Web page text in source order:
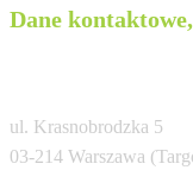
Dane
ul. Krasnobrodzka 5
03-214 Warszawa